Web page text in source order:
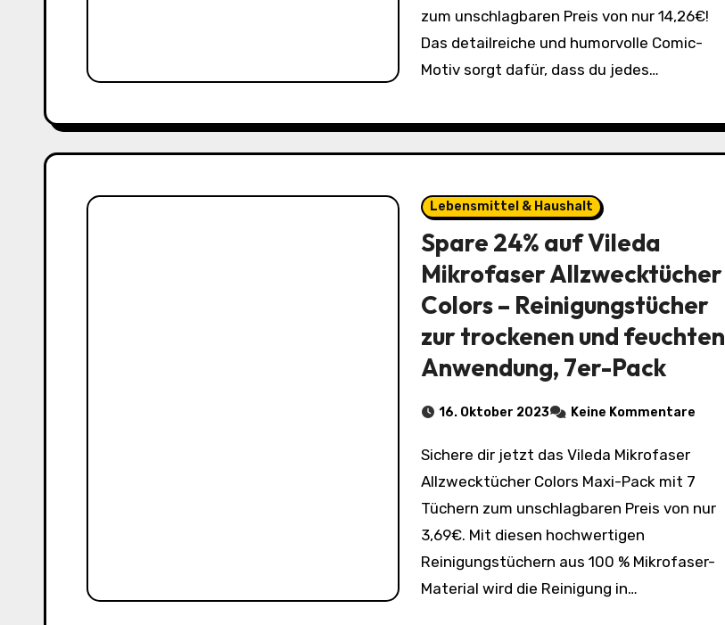
zum unschlagbaren Preis von nur 14,26€!
Das detailreiche und humorvolle Comic-
Motiv sorgt dafür, dass du jedes…
Lebensmittel & Haushalt
Spare 24% auf Vileda
Mikrofaser Allzwecktücher
Colors – Reinigungstücher
zur trockenen und feuchten
Anwendung, 7er-Pack
16. Oktober 2023 Keine Kommentare
Sichere dir jetzt das Vileda Mikrofaser
Allzwecktücher Colors Maxi-Pack mit 7
Tüchern zum unschlagbaren Preis von nur
3,69€. Mit diesen hochwertigen
Reinigungstüchern aus 100 % Mikrofaser-
Material wird die Reinigung in…